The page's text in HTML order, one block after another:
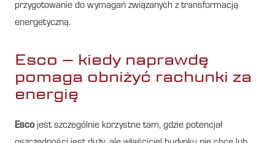
przygotowanie do wymagań związanych z transformacją
energetyczną.
Esco – kiedy naprawdę
pomaga obniżyć rachunki za
energię
Esco jest szczególnie korzystne tam, gdzie potencjał